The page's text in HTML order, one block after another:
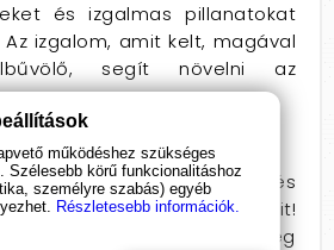
és izgalmas pillanatokat
izgalom, amit kelt, magával
segít növelni az
Pillanatot!
Feel Deluxe No.9 herés
fel a gyönyör új dimenzióit!
mesés élményt – rendeld meg
működéshez szükséges
Szélesebb körű funkcionalitáshoz
személyre szabás) egyéb
Részletesebb információk.